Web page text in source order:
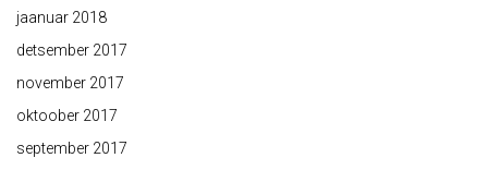
jaanuar 2018
detsember 2017
november 2017
oktoober 2017
september 2017